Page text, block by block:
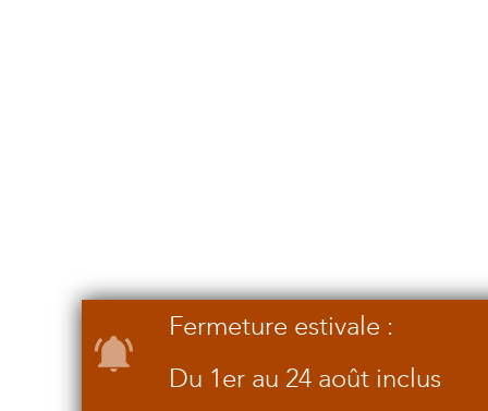
Fermeture estivale :
Du 1er au 24 août inclus